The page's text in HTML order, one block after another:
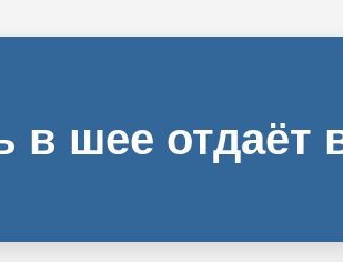
в шее отдаёт